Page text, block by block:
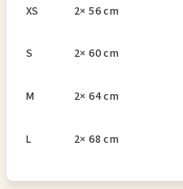
XS
2× 56 cm
S 2× 60 cm
M 2× 64 cm
L 2× 68 cm